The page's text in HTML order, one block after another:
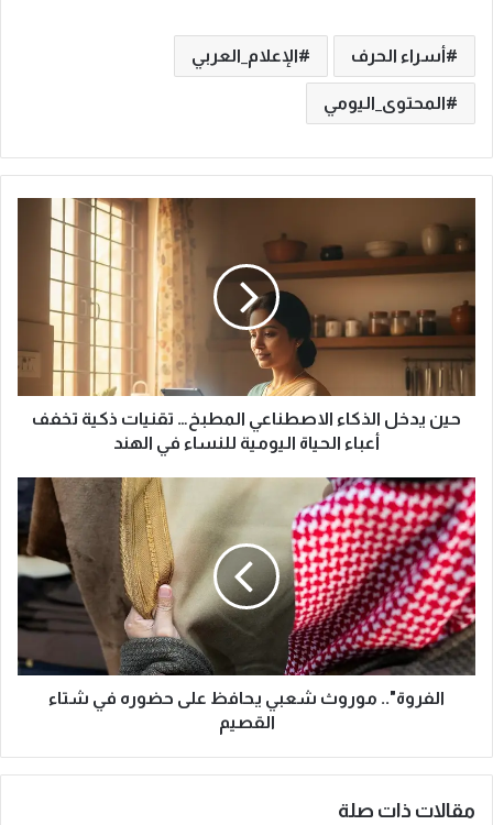
أسراء الحرف الإعلام_العربي
المحتوى_اليومي
د
ل
ء
ا
ل
ا
ص
ط
ن
ا
ع
ب
حين يدخل الذكاء الاصطناعي المطبخ… تقنيات ذكية تخفف
أعباء الحياة اليومية للنساء في الهند
ا
ل
ف
ر
و
ة
"
.
.
ش
الفروة".. موروث شعبي يحافظ على حضوره في شتاء
القصيم
مقالات ذات صلة